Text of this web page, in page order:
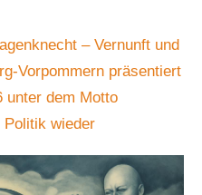
– Vernunft und
Vorpommern präsentiert
unter dem Motto
Politik wieder